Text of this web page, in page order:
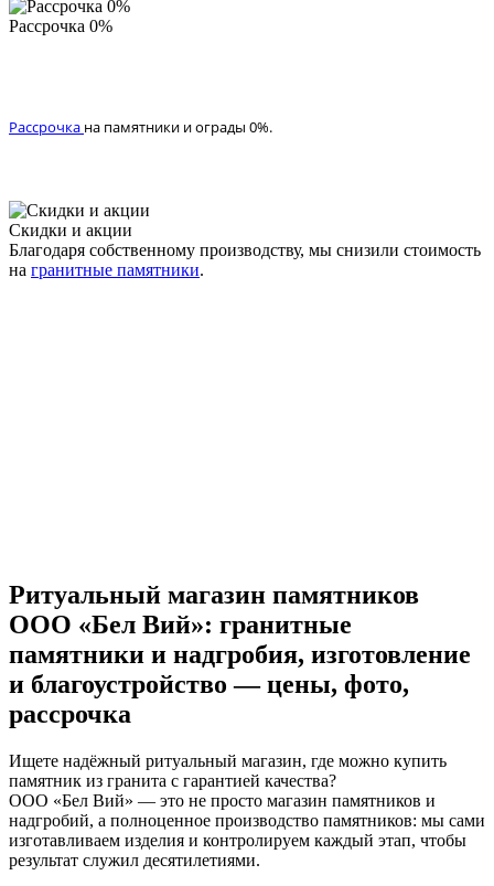
Рассрочка 0%
Рассрочка на памятники и ограды 0%.
Скидки и акции
Благодаря собственному производству, мы снизили стоимость
на гранитные памятники.
Ритуальный магазин памятников
ООО «Бел Вий»: гранитные
памятники и надгробия, изготовление
и благоустройство — цены, фото,
рассрочка
Ищете надёжный ритуальный магазин, где можно купить
памятник из гранита с гарантией качества?
ООО «Бел Вий» — это не просто магазин памятников и
надгробий, а полноценное производство памятников: мы сами
изготавливаем изделия и контролируем каждый этап, чтобы
результат служил десятилетиями.